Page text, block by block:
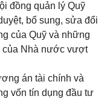
đồng quản lý Quỹ
bổ sung, sửa đổi
của Quỹ và những
của Nhà nước vượt
án tài chính và
vốn tín dụng đầu tư